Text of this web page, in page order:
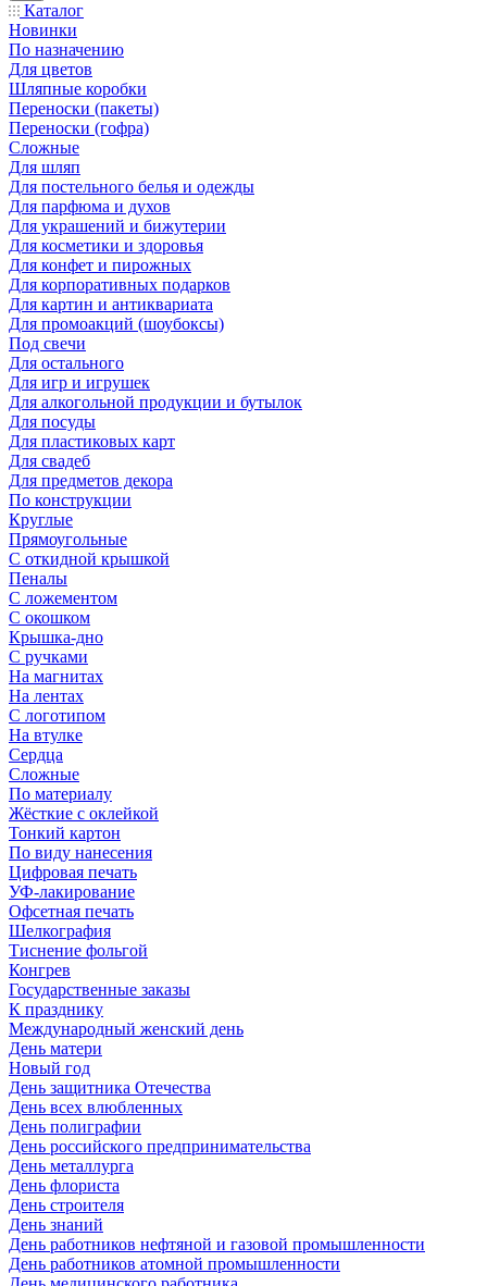
Каталог
Новинки
По назначению
Для цветов
Шляпные коробки
Переноски (пакеты)
Переноски (гофра)
Сложные
Для шляп
Для постельного белья и одежды
Для парфюма и духов
Для украшений и бижутерии
Для косметики и здоровья
Для конфет и пирожных
Для корпоративных подарков
Для картин и антиквариата
Для промоакций (шоубоксы)
Под свечи
Для остального
Для игр и игрушек
Для алкогольной продукции и бутылок
Для посуды
Для пластиковых карт
Для свадеб
Для предметов декора
По конструкции
Круглые
Прямоугольные
С откидной крышкой
Пеналы
С ложементом
С окошком
Крышка-дно
С ручками
На магнитах
На лентах
С логотипом
На втулке
Сердца
Сложные
По материалу
Жёсткие с оклейкой
Тонкий картон
По виду нанесения
Цифровая печать
УФ-лакирование
Офсетная печать
Шелкография
Тиснение фольгой
Конгрев
Государственные заказы
К празднику
Международный женский день
День матери
Новый год
День защитника Отечества
День всех влюбленных
День полиграфии
День российского предпринимательства
День металлурга
День флориста
День строителя
День знаний
День работников нефтяной и газовой промышленности
День работников атомной промышленности